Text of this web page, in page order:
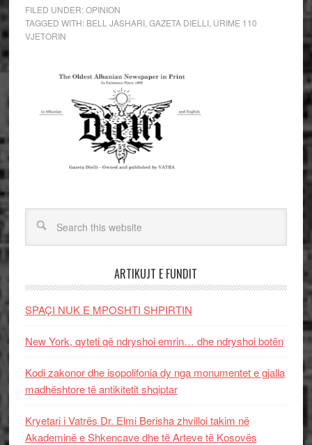
FILED UNDER:OPINION
TAGGED WITH: BELL JASHARI, GAZETA DIELLI, URIME 110
VJETORIN
ARTIKUJT E FUNDIT
SPAÇI NUK E MPOSHTI SHPIRTIN
New York, qyteti që ndryshoi emrin… dhe ndryshoi botën
Kodi zakonor dhe isopolifonia dy nga monumentet e gjalla
madhështore të antikitetit shqiptar
Kryetari i Vatrës Dr. Elmi Berisha zhvilloi takim në
Akademinë e Shkencave dhe të Arteve të Kosovës